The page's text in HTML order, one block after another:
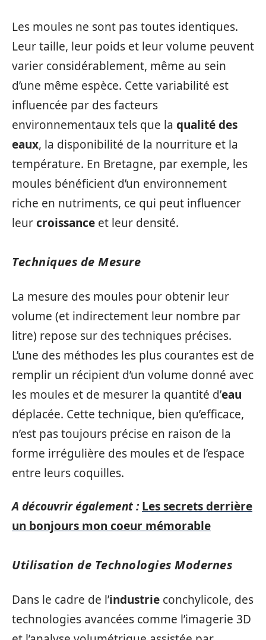
Les moules ne sont pas toutes identiques.
Leur taille, leur poids et leur volume peuvent
varier considérablement, même au sein
d’une même espèce. Cette variabilité est
influencée par des facteurs
environnementaux tels que la qualité des
eaux, la disponibilité de la nourriture et la
température. En Bretagne, par exemple, les
moules bénéficient d’un environnement
riche en nutriments, ce qui peut influencer
leurcroissance et leur densité.
Techniques de Mesure
La mesure des moules pour obtenir leur
volume (et indirectement leur nombre par
litre) repose sur des techniques précises.
L’une des méthodes les plus courantes est de
remplir un récipient d’un volume donné avec
les moules et de mesurer la quantité d’eau
déplacée. Cette technique, bien qu’efficace,
n’est pas toujours précise en raison de la
forme irrégulière des moules et de l’espace
entre leurs coquilles.
A découvrir également : Les secrets derrière
un bonjours mon coeur mémorable
Utilisation de Technologies Modernes
Dans le cadre de l’industrie conchylicole, des
technologies avancées comme l’imagerie 3D